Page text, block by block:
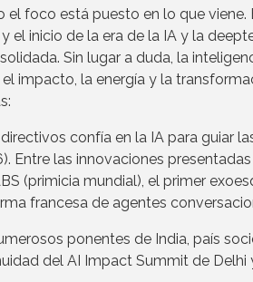
el foco está puesto en lo que
el inicio de la era de la IA y la
Sin lugar a duda, la
impacto, la energía y la
confía en la IA para guiar
Entre las innovaciones
(primicia mundial), el primer
francesa de agentes
ponentes de India, país
del AI Impact Summit de